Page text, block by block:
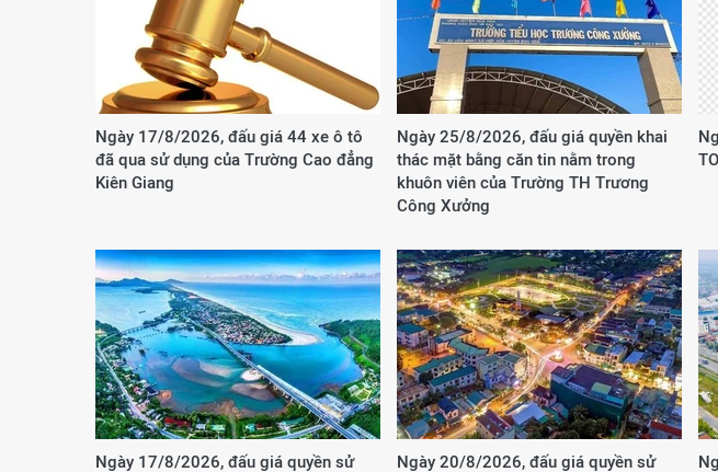
Ngày 17/8/2026, đấu giá 44 xe ô tô
đã qua sử dụng của Trường Cao đẳng
Kiên Giang
Ngày 25/8/2026, đấu giá quyền khai
thác mặt bằng căn tin nằm trong
khuôn viên của Trường TH Trương
Công Xưởng
Ngày 17/8/2026, đấu giá quyền sử
Ngày 20/8/2026, đấu giá quyền sử